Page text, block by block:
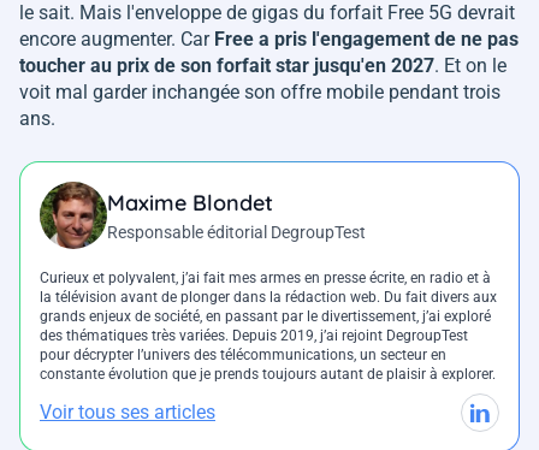
le sait. Mais l'enveloppe de gigas du forfait Free 5G devrait
encore augmenter. Car Free a pris l'engagement de ne pas
toucher au prix de son forfait star jusqu'en 2027. Et on le
voit mal garder inchangée son offre mobile pendant trois
ans.
Maxime Blondet
Responsable éditorial DegroupTest
Curieux et polyvalent, j’ai fait mes armes en presse écrite, en radio et à
la télévision avant de plonger dans la rédaction web. Du fait divers aux
grands enjeux de société, en passant par le divertissement, j’ai exploré
des thématiques très variées. Depuis 2019, j’ai rejoint DegroupTest
pour décrypter l’univers des télécommunications, un secteur en
constante évolution que je prends toujours autant de plaisir à explorer.
Voir tous ses articles